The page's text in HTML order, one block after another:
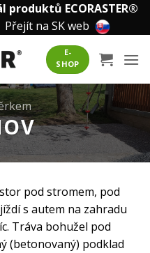
ECORASTER®
Přejít na SK web
E-
SHOP
pod stromem, pod
s autem na zahradu
Tráva bohužel pod
(betonovaný) podklad